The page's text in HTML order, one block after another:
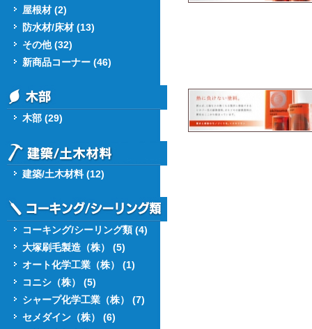
屋根材 (2)
防水材/床材 (13)
その他 (32)
新商品コーナー (46)
木部 (29)
建築/土木材料 (12)
コーキング/シーリング類 (4)
大塚刷毛製造（株） (5)
オート化学工業（株） (1)
コニシ（株） (5)
シャープ化学工業（株） (7)
セメダイン（株） (6)